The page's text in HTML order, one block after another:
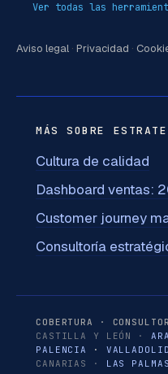
Ver todas las
Aviso legal · Privacidad ·
MÁS SOBRE
Cultura de calidad
Dashboard ventas:
Customer journey
Consultoría
COBERTURA ·
CASTILLA Y LEÓN ·
PALENCIA
· VALLADOLID
CANARIAS · LAS